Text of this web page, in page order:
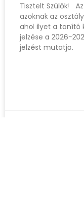
Tisztelt Szülők!
azoknak az
ahol ilyet a tanító
jelzése a 2026-
jelzést mutatja.